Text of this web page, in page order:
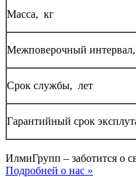
Масса, кг
Межповерочный интервал,
Срок службы, лет
Гарантийный срок
ИлмиГрупп – заботится о
Подробней о нас »